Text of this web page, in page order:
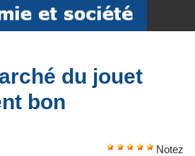
du jouet
bon
Notez